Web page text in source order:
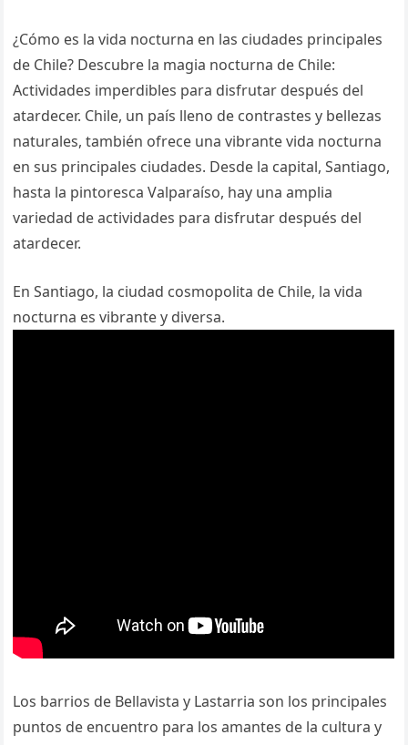
¿Cómo es la vida nocturna en las ciudades principales
de Chile? Descubre la magia nocturna de Chile:
Actividades imperdibles para disfrutar después del
atardecer. Chile, un país lleno de contrastes y bellezas
naturales, también ofrece una vibrante vida nocturna
en sus principales ciudades. Desde la capital, Santiago,
hasta la pintoresca Valparaíso, hay una amplia
variedad de actividades para disfrutar después del
atardecer.
En Santiago, la ciudad cosmopolita de Chile, la vida
nocturna es vibrante y diversa.
Los barrios de Bellavista y Lastarria son los principales
puntos de encuentro para los amantes de la cultura y